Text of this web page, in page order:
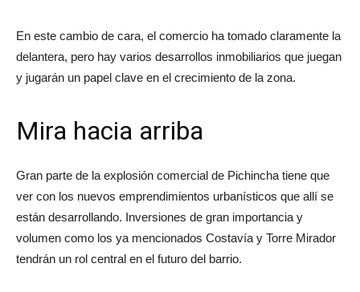
En este cambio de cara, el comercio ha tomado claramente la
delantera, pero hay varios desarrollos inmobiliarios que juegan
Gran parte de la explosión comercial de Pichincha tiene que
ver con los nuevos emprendimientos urbanísticos que allí se
están desarrollando. Inversiones de gran importancia y
volumen como los ya mencionados Costavía y Torre Mirador